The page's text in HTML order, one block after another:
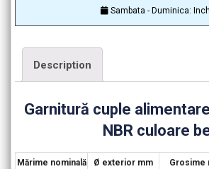
Sambata - Duminica:
Description
Garnitură cuple
NBR culoare
Mărime nominală Ø exterior mm Grosime